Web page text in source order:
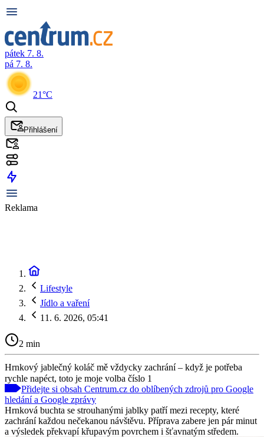
pátek 7. 8.
pá 7. 8.
21°C
Přihlášení
Reklama
Lifestyle
Jídlo a vaření
11. 6. 2026, 05:41
2 min
Hrnkový jablečný koláč mě vždycky zachrání – když je potřeba
rychle napéct, toto je moje volba číslo 1
Přidejte si obsah Centrum.cz do oblíbených zdrojů pro Google
hledání a Google zprávy
Hrnková buchta se strouhanými jablky patří mezi recepty, které
zachrání každou nečekanou návštěvu. Příprava zabere jen pár minut
a výsledek překvapí křupavým povrchem i šťavnatým středem.